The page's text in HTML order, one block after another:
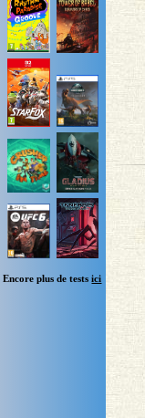
Encore plus de testsici